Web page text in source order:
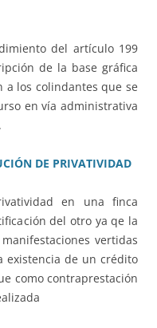
del artículo 199
de la base gráfica
los colindantes que se
en vía administrativa
DE PRIVATIVIDAD
en una finca
del otro ya qe la
vertidas
existencia de un crédito
como contraprestación